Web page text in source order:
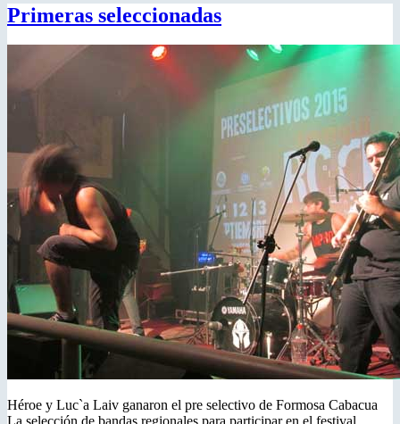
Primeras seleccionadas
Héroe y Luc`a Laiv ganaron el pre selectivo de Formosa Cabacua